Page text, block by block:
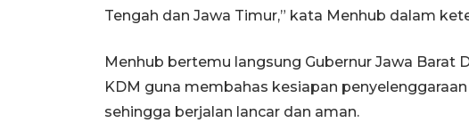
Tengah dan Jawa Timur,” kata Menhub dalam
Menhub bertemu langsung Gubernur Jawa Barat
KDM guna membahas kesiapan
sehingga berjalan lancar dan aman.